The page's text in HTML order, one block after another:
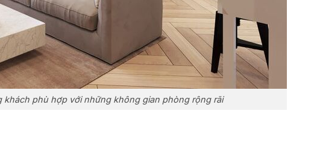
khách phù hợp với những không gian phòng rộng rãi